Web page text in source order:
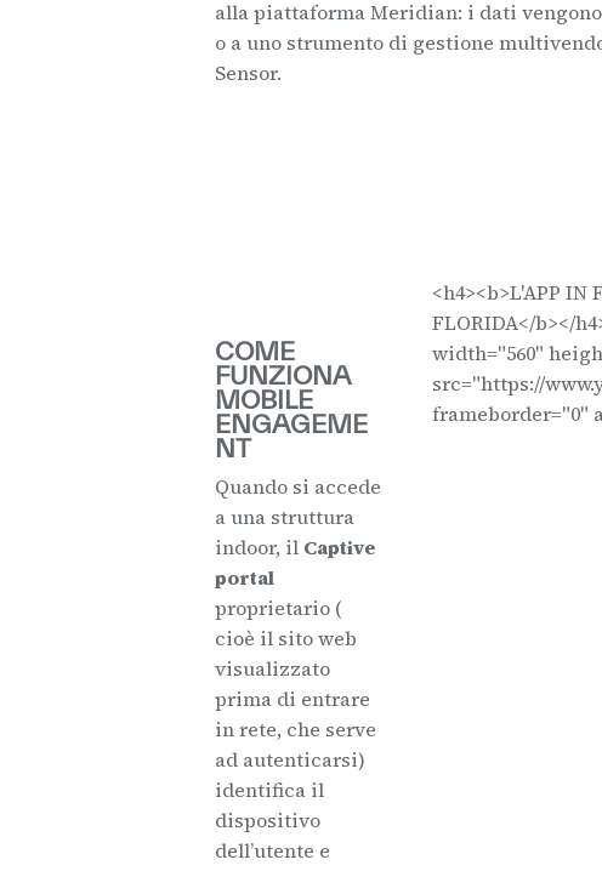
alla piattaforma Meridian: i dati
o a uno strumento di gestione
Sensor.
COME
FUNZIONA
MOBILE
ENGAGEME
NT
Quando si accede
a una struttura
indoor, il Captive
portal
proprietario (
cioè il sito web
visualizzato
prima di entrare
in rete, che serve
ad autenticarsi)
identifica il
dispositivo
dell’utente e
<h4><b>L'APP IN
FLORIDA</b></
width="560"
src="https://
frameborder="0"